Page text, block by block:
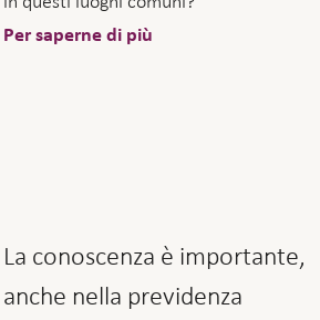
Per saperne di più
La conoscenza è importante,
anche nella previdenza